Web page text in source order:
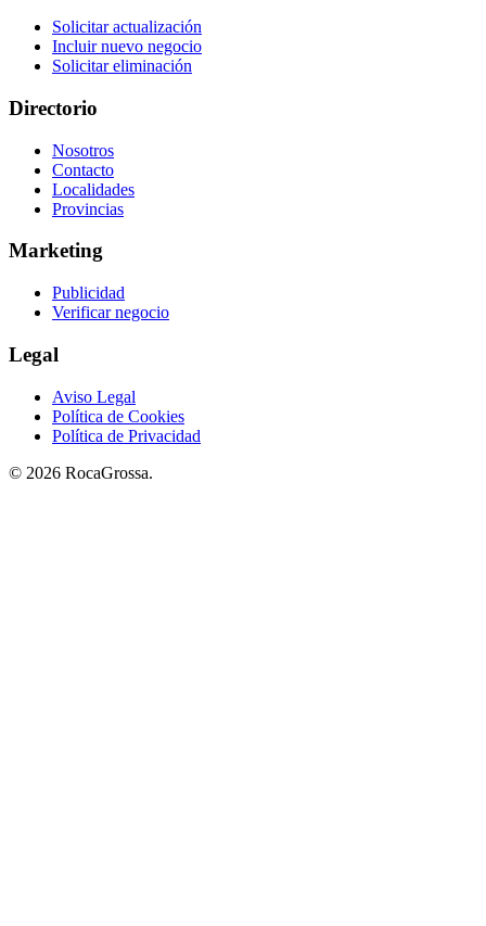
Solicitar actualización
Incluir nuevo negocio
Solicitar eliminación
Directorio
Nosotros
Contacto
Localidades
Provincias
Marketing
Publicidad
Verificar negocio
Legal
Aviso Legal
Política de Cookies
Política de Privacidad
© 2026 RocaGrossa.